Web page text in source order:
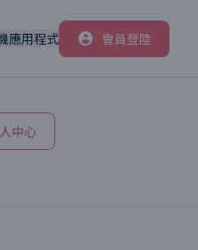
應用程式 會員登陸
中心